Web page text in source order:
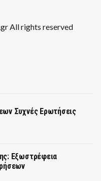
All rights reserved
Συχνές Ερωτήσεις
Εξωστρέφεια